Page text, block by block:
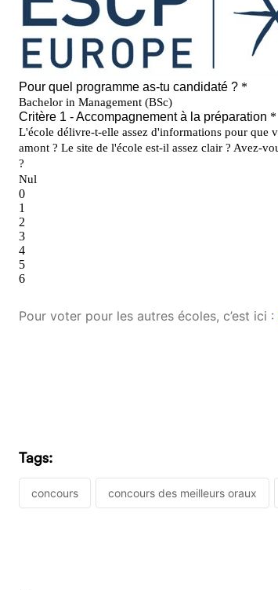
Pour voter pour les autres écoles, c’est ici :
Tags:
concours concours des meilleurs oraux